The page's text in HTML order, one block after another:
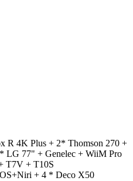
R 4K Plus + 2* Thomson 270 +
LG 77" + Genelec + WiiM Pro
T7V + T10S
+ 4 * Deco X50